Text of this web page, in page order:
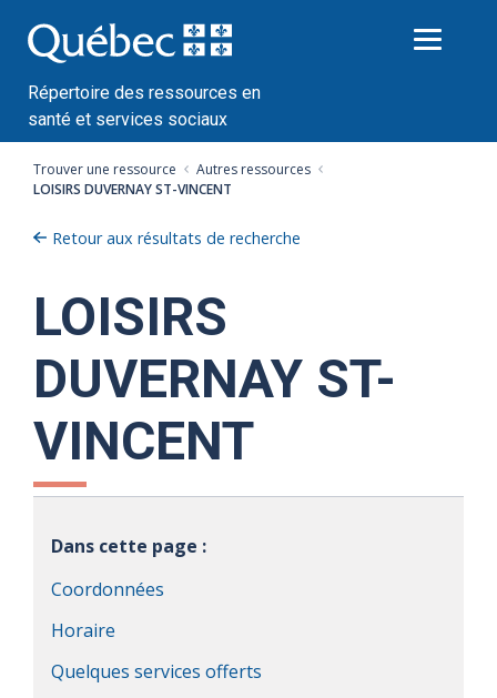
au
contenu
Répertoire des ressources en
santé et services sociaux
Trouver une ressource
Autres ressources
LOISIRS DUVERNAY ST-VINCENT
Retour aux résultats de recherche
LOISIRS
DUVERNAY ST-
VINCENT
Dans cette page :
Coordonnées
Horaire
Quelques services offerts